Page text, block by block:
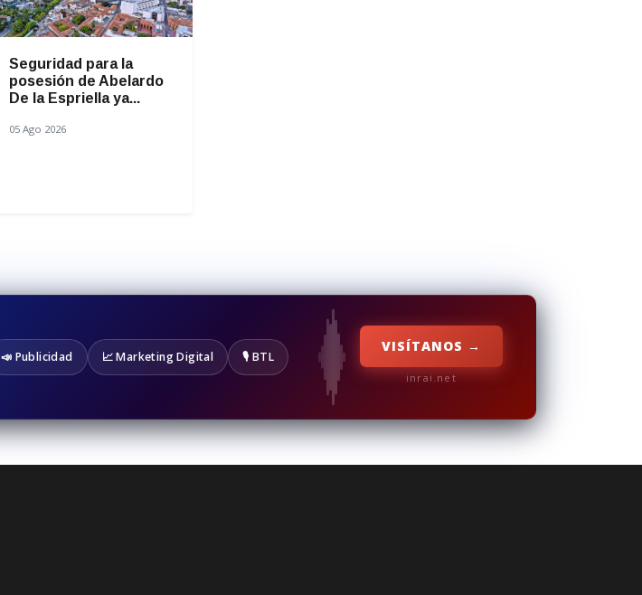
Seguridad para la
posesión de Abelardo
De la Espriella ya...
05 Ago 2026
📣 Publicidad 📈 Marketing Digital 🎙️ BTL
VISÍTANOS →
inrai.net